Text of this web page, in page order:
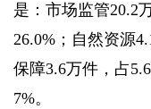
是：市场监管20.2
26.0%；自然资源
保障3.6万件，占
7%。